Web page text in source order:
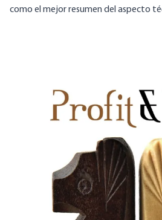
como el mejor resumen del aspecto